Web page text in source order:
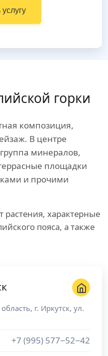
горки
композиция,
В центре
минералов,
площадки
и прочими
характерные
пояса, а также
, г. Иркутск, ул.
+7 (995) 577−52−42